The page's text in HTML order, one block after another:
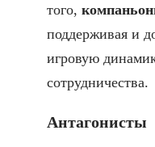
того,
поддерживая и
игровую
сотрудничества.
Антагонисты